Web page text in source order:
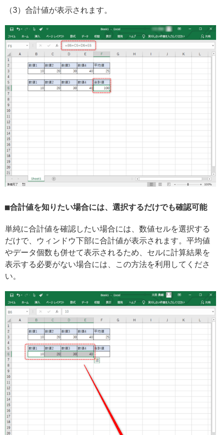
（3）合計値が表示されます。
合計値を知りたい場合には、選択するだけでも確認可能
単純に合計値を確認したい場合には、数値セルを選択する
だけで、ウィンドウ下部に合計値が表示されます。平均値
やデータ個数も併せて表示されるため、セルに計算結果を
表示する必要がない場合には、この方法を利用してくださ
い。